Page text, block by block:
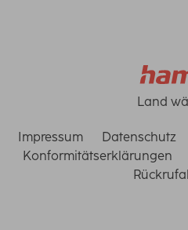
Land
Impressum Datenschutz
Konformitätserklärungen